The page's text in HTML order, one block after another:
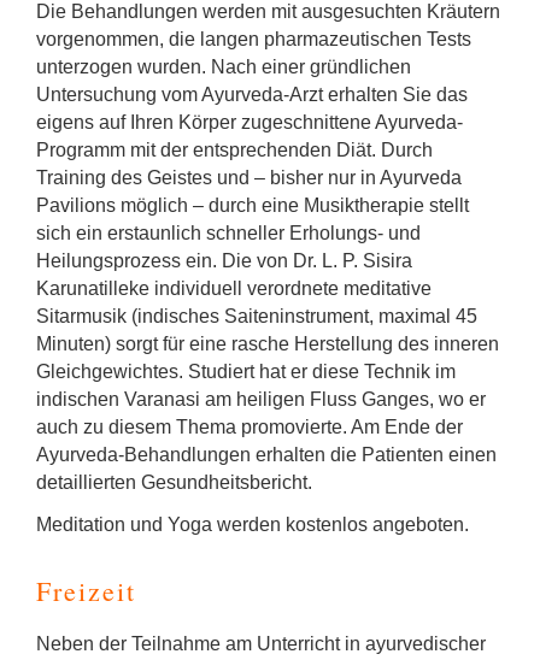
Die Behandlungen werden mit ausgesuchten Kräutern
vorgenommen, die langen pharmazeutischen Tests
unterzogen wurden. Nach einer gründlichen
Untersuchung vom Ayurveda-Arzt erhalten Sie das
eigens auf Ihren Körper zugeschnittene Ayurveda-
Programm mit der entsprechenden Diät. Durch
Training des Geistes und – bisher nur in Ayurveda
Pavilions möglich – durch eine Musiktherapie stellt
sich ein erstaunlich schneller Erholungs- und
Heilungsprozess ein. Die von Dr. L. P. Sisira
Karunatilleke individuell verordnete meditative
Sitarmusik (indisches Saiteninstrument, maximal 45
Minuten) sorgt für eine rasche Herstellung des inneren
Gleichgewichtes. Studiert hat er diese Technik im
indischen Varanasi am heiligen Fluss Ganges, wo er
auch zu diesem Thema promovierte. Am Ende der
Ayurveda-Behandlungen erhalten die Patienten einen
detaillierten Gesundheitsbericht.
Meditation und Yoga werden kostenlos angeboten.
Freizeit
Neben der Teilnahme am Unterricht in ayurvedischer